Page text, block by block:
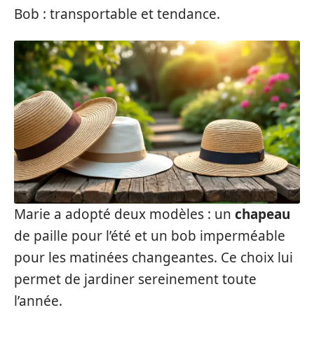
Bob : transportable et tendance.
Marie a adopté deux modèles : un chapeau
de paille pour l’été et un bob imperméable
pour les matinées changeantes. Ce choix lui
permet de jardiner sereinement toute
l’année.